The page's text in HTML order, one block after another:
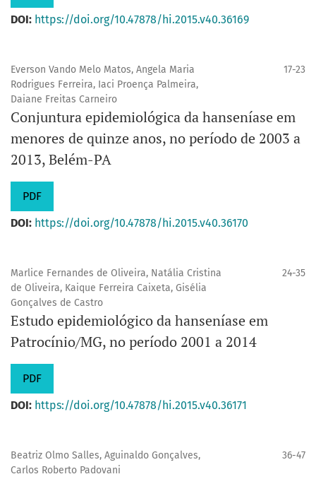
DOI: https://doi.org/10.47878/hi.2015.v40.36169
Everson Vando Melo Matos, Angela Maria
Rodrigues Ferreira, Iaci Proença Palmeira,
Daiane Freitas Carneiro
17-23
Conjuntura epidemiológica da hanseníase em
menores de quinze anos, no período de 2003 a
2013, Belém-PA
PDF
DOI: https://doi.org/10.47878/hi.2015.v40.36170
Marlice Fernandes de Oliveira, Natália Cristina
de Oliveira, Kaique Ferreira Caixeta, Gisélia
Gonçalves de Castro
24-35
Estudo epidemiológico da hanseníase em
Patrocínio/MG, no período 2001 a 2014
PDF
DOI: https://doi.org/10.47878/hi.2015.v40.36171
Beatriz Olmo Salles, Aguinaldo Gonçalves,
Carlos Roberto Padovani
36-47